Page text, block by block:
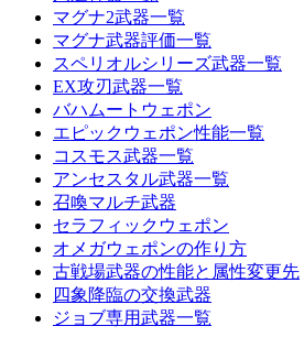
マグナ2武器一覧
マグナ武器評価一覧
スペリオルシリーズ武器一覧
EX攻刃武器一覧
バハムートウェポン
エピックウェポン性能一覧
コスモス武器一覧
アンセスタル武器一覧
召喚マルチ武器
セラフィックウェポン
オメガウェポンの作り方
古戦場武器の性能と属性変更先
四象降臨の交換武器
ジョブ専用武器一覧